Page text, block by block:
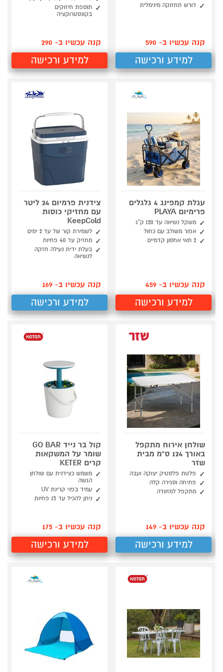
דורש תחזוקה מינימלית
קנה עכשיו ב- 590
למידע ורכישה
תוספת חיזוקים
בקונסטרוקציה
קנה עכשיו ב- 290
למידע ורכישה
עגלת קמפינג 4 גלגלים
פרימיום PLAYA
משקל נשיאה עד 120 ק"ג
אפור משולב עם כחול
2 תאי אחסון קדמיים
קנה עכשיו ב- 459
למידע ורכישה
צידנית פרמיום 24 ליטר
עם מחזיקי כוסות
KeepCold
לשמירת קור של עד 2 ימים
מחזיק עד 40 פחיות
בעלת ידית נעילה חזקה
לנשיאה
קנה עכשיו ב- 169
למידע ורכישה
שולחן אירוח מתקפל
באורך 124 ס"מ מבית
שזר
פלטת פלסטיק יצוקה ועבה
פתיחה וסגירה קלה
מתקפל למזוודה
קנה עכשיו ב- 149
למידע ורכישה
קול בר נייד GO BAR
שומר על המשקאות
קרים KETER
משמש כצידנית עם שולחן
הגשה
עמיד בפני קרינת UV
ניתן להכיל עד 15 פחיות
קנה עכשיו ב- 175
למידע ורכישה